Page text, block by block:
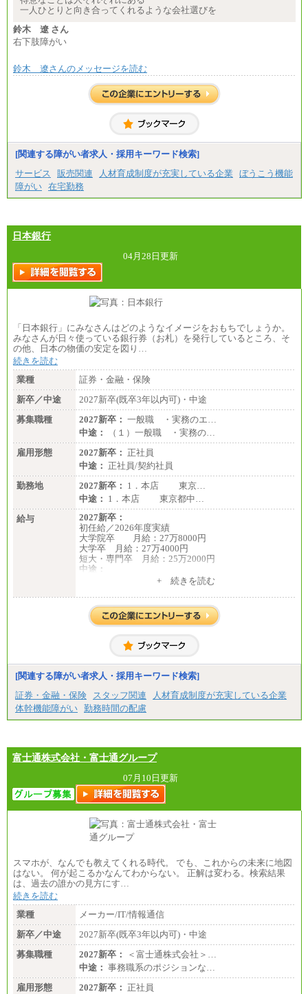
※試用期間中も給与に変更はございません
一人ひとりと向き合ってくれるような会社選びを
鈴木 遼 さん
右下肢障がい
鈴木 遼さんのメッセージを読む
[関連する障がい者求人・採用キーワード検索]
サービス
販売関連 人材育成制度が充実している企業
ぼうこう機能
障がい 在宅勤務
日本銀行
04月28日更新
「日本銀行」にみなさんはどのようなイメージをおもちでしょうか。
みなさんが日々使っている銀行券（お札）を発行しているところ、そ
の他、日本の物価の安定を図り…
続きを読む
業種
証券・金融・保険
新卒／中途
2027新卒(既卒3年以内可)・中途
募集職種
2027新卒： 一般職 ・実務のエ…
中途：
（１）一般職 ・実務の…
雇用形態
2027新卒： 正社員
中途： 正社員/契約社員
勤務地
2027新卒： 1．本店 東京…
中途： 1．本店 東京都中…
給与
2027新卒：
初任給／2026年度実績
大学院卒 月給：27万8000円
大学卒 月給：27万4000円
短大・専門卒 月給：25万2000円
中途：
※職務経験等を考慮し決定いたします。
※試用期間中も給与に変更はございません
+ 続きを読む
[関連する障がい者求人・採用キーワード検索]
証券・金融・保険
スタッフ関連
人材育成制度が充実している企業
体幹機能障がい 勤務時間の配慮
富士通株式会社・富士通グループ
07月10日更新
スマホが、なんでも教えてくれる時代。 でも、これからの未来に地図
はない。 何が起こるかなんてわからない。 正解は変わる。検索結果
は、過去の誰かの見方にす…
続きを読む
業種
メーカー/IT/情報通信
新卒／中途
2027新卒(既卒3年以内可)・中途
募集職種
2027新卒：
＜富士通株式会社＞…
中途： 事務職系のポジションな…
雇用形態
2027新卒： 正社員